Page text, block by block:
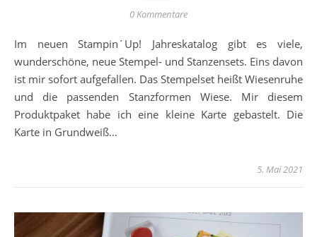
0 Kommentare
Im neuen Stampin´Up! Jahreskatalog gibt es viele,
wunderschöne, neue Stempel- und Stanzensets. Eins davon
ist mir sofort aufgefallen. Das Stempelset heißt Wiesenruhe
und die passenden Stanzformen Wiese. Mir diesem
Produktpaket habe ich eine kleine Karte gebastelt. Die
Karte in Grundweiß…
5. Mai 2021